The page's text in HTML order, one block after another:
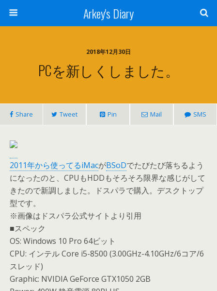
Arkey's Diary
2018年12月30日
PCを新しくしました。
Share Tweet Pin Mail SMS
2011年から使ってるiMacがBSoDでたびたび落ちるよう
になったのと、CPUもHDDもそろそろ限界な感じがして
きたので新調しました。ドスパラで購入。デスクトップ
型です。
※画像はドスパラ公式サイトより引用
■スペック
OS: Windows 10 Pro 64ビット
CPU: インテル Core i5-8500 (3.00GHz-4.10GHz/6コア/6
スレッド)
Graphic: NVIDIA GeForce GTX1050 2GB